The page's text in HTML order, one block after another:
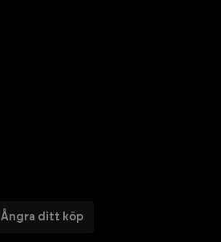
Ångra ditt köp